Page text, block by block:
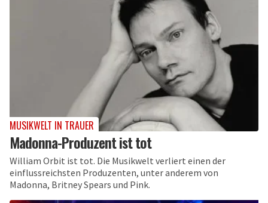
MUSIKWELT IN TRAUER
Madonna-Produzent ist tot
William Orbit ist tot. Die Musikwelt verliert einen der
einflussreichsten Produzenten, unter anderem von
Madonna, Britney Spears und Pink.